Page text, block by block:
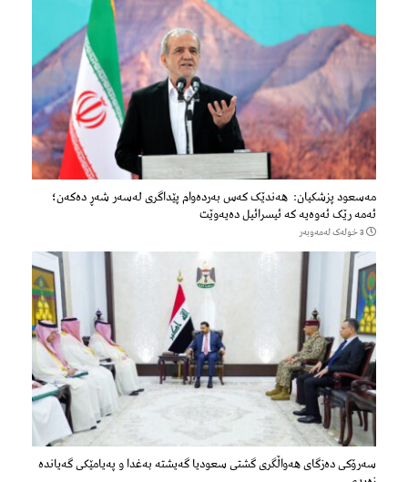
مەسعود پزشكیان: هەندێک کەس بەردەوام پێداگری لەسەر شەڕ دەكەن؛
ئەمە رێک ئەوەیە کە ئیسرائیل دەیەوێت
3 خولەک لەمەوبەر
سەرۆكی دەزگای هەواڵگری گشتی سعودیا گەیشتە بەغدا و پەیامێكی گەیاندە